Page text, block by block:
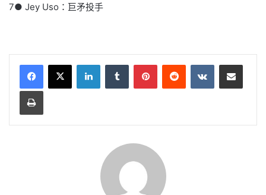
7● Jey Uso：巨矛投手
LinkedInTumblr PinterestReddit VKontakteShare via Email
Print